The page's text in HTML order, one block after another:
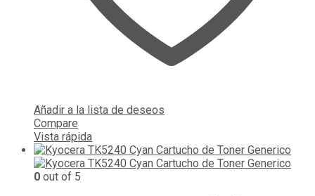
Añadir a la lista de deseos
Compare
Vista rápida
0 out of 5